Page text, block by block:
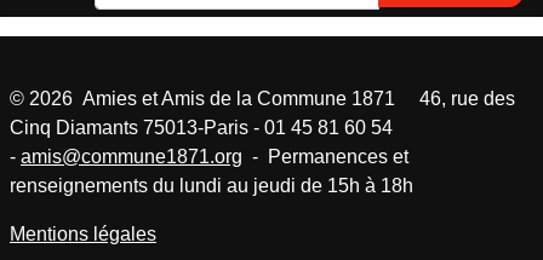
© 2026 Amies et Amis de la Commune 1871 46, rue des
Cinq Diamants 75013-Paris - 01 45 81 60 54
- amis@commune1871.org - Permanences et
renseignements du lundi au jeudi de 15h à 18h
Mentions légales